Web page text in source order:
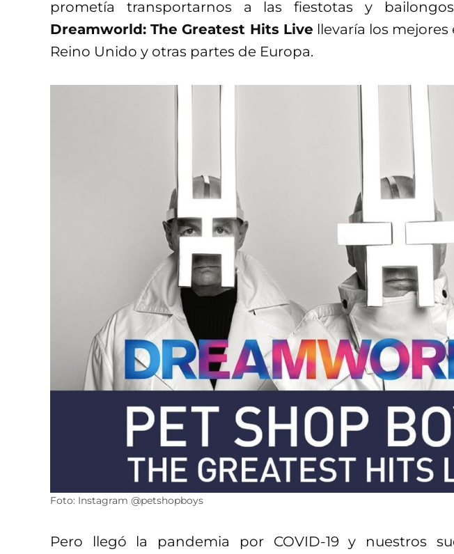
prometía transportarnos a las fiestotas y
Dreamworld: The Greatest Hits Live llevaría los
Reino Unido y otras partes de Europa.
Foto: Instagram @petshopboys
Pero llegó la pandemia por COVID-19 y nuestros